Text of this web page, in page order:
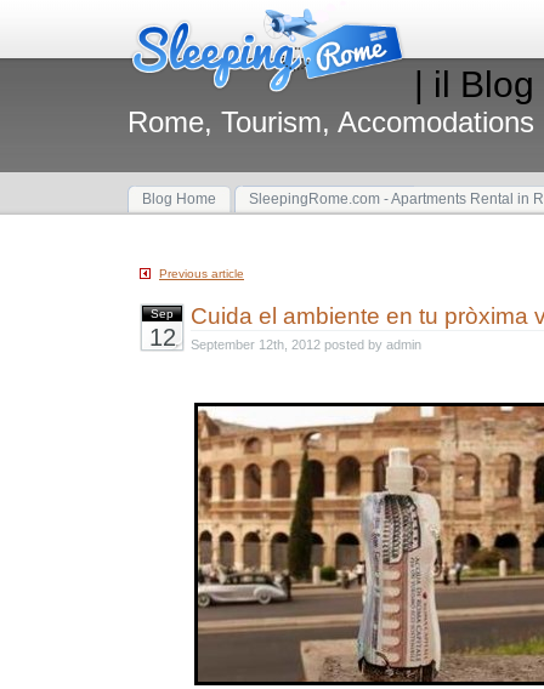
| il Blog
Rome, Tourism,
Blog Home SleepingRome.com - Apartments Rental in
Previous article
Sep
12
Cuida el ambiente en tu pròxima
September 12th, 2012 posted by admin